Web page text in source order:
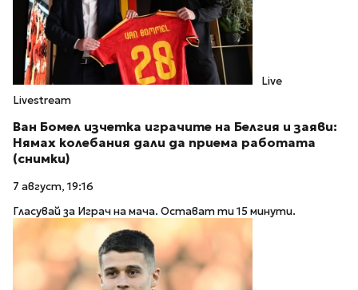
Live
Livestream
Ван Бомел изчетка играчите на Белгия и заяви:
Нямах колебания дали да приема работата
(снимки)
7 август, 19:16
Гласувай за Играч на мача. Остават ти 15 минути.